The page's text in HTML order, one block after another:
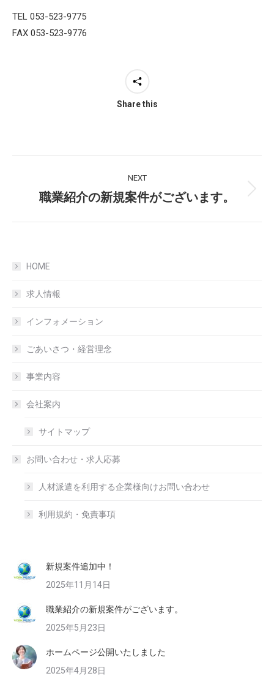
TEL 053-523-9775
FAX 053-523-9776
Share this
navigation
NEXT
Next
職業紹介の新規案件がございます。
HOME
求人情報
インフォメーション
ごあいさつ・経営理念
事業内容
会社案内
サイトマップ
お問い合わせ・求人応募
人材派遣を利用する企業様向けお問い合わせ
利用規約・免責事項
新規案件追加中！
2025年11月14日
職業紹介の新規案件がございます。
2025年5月23日
ホームページ公開いたしました
2025年4月28日